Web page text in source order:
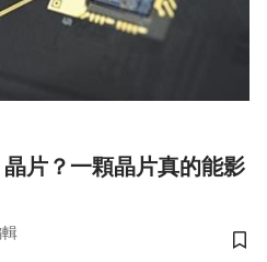
片？一顆晶片真的能影
儲